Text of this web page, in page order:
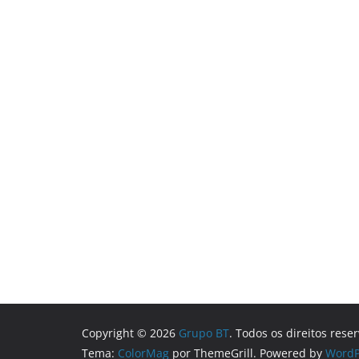
Copyright © 2026 Grupo BT. Todos os direitos
Tema: ColorMag por ThemeGrill. Powered by